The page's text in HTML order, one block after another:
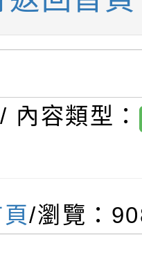
) 期第7次代
)
115學年
語及新住
市115學
點」
年金融知
點」及修
115年度
容類型：
/瀏覽：